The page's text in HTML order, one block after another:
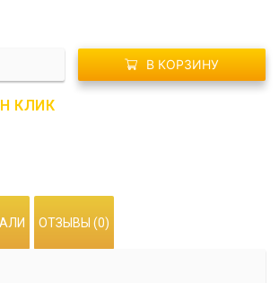
В КОРЗИНУ
КЛИК
ОТЗЫВЫ (0)